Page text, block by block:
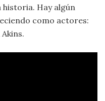
Hay algún
como actores: